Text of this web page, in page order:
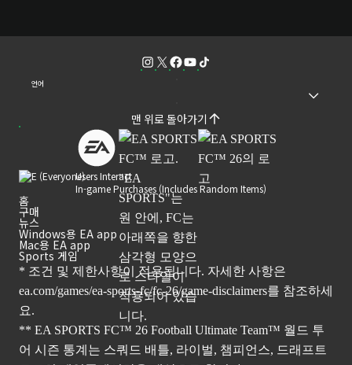
언어
맨 위로 돌아가기
Users Interact
In-game Purchases (Includes Random Items)
홈
구매
뉴스
Windows용 EA app
Mac용 EA app
Sports 게임
* 조건 및 제한사항이 적용됩니다. 자세한 사항은
ea.com/games/ea-sports-fc/fc-26/game-disclaimers를 참조하세
요.
** EA SPORTS FC™ 26 Football Ultimate Team™ 월드 투
어 시즌 통계는 스쿼드 배틀, 라이벌, 챔피언스, 드래프트